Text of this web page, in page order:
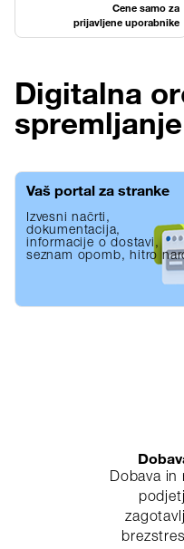
Cene samo za
prijavljene uporabnike
Digitalna
Vaš portal za stranke
Izvesni načrti,
dokumentacija,
informacije o dostavi,
seznam opomb, hitro
Dobava in